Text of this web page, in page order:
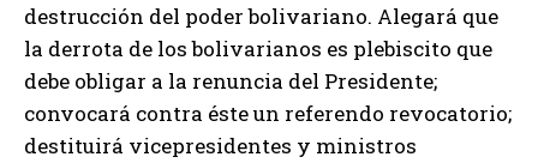
destrucción del poder bolivariano. Alegará que
la derrota de los bolivarianos es plebiscito que
debe obligar a la renuncia del Presidente;
convocará contra éste un referendo revocatorio;
destituirá vicepresidentes y ministros